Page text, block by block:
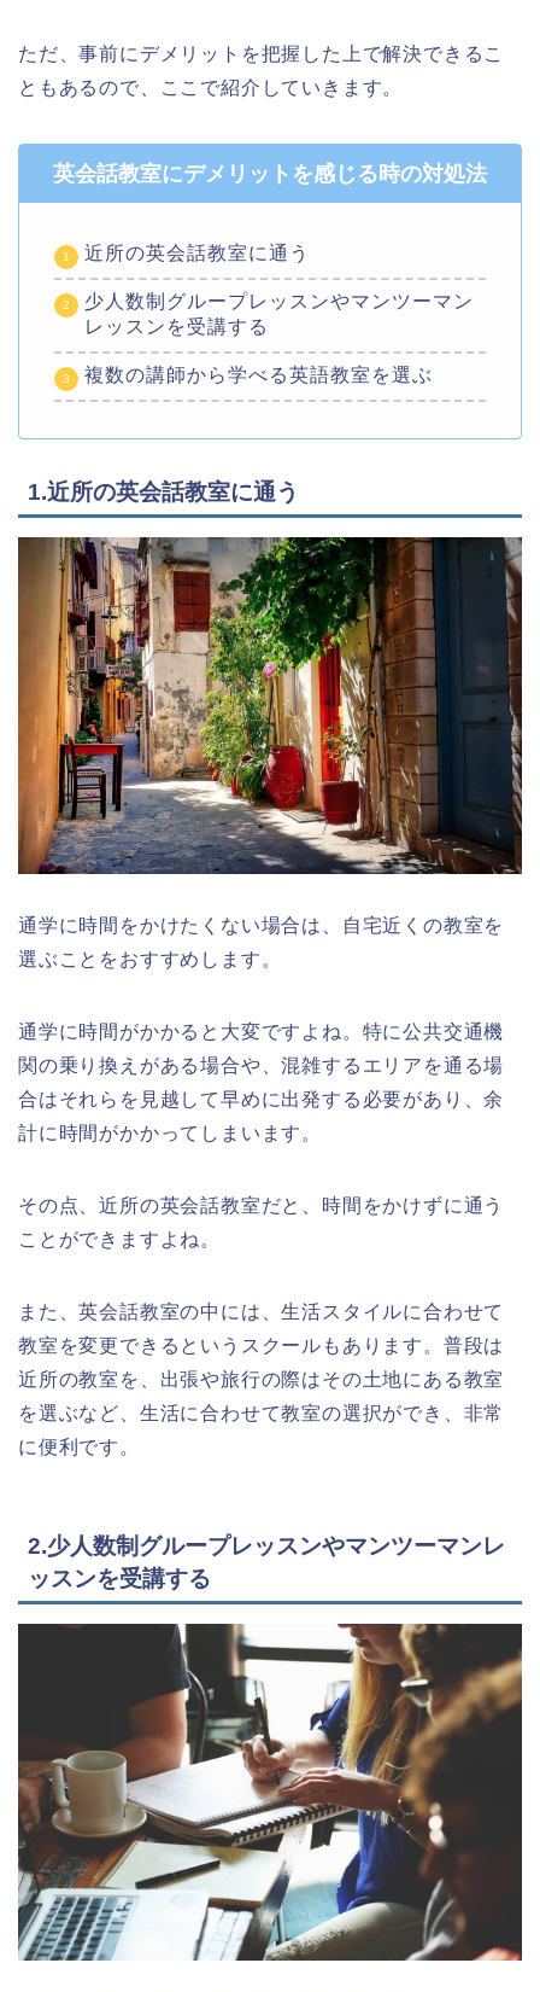
ただ、事前にデメリットを把握した上で解決できるこ
ともあるので、ここで紹介していきます。
英会話教室にデメリットを感じる時の対処法
近所の英会話教室に通う
少人数制グループレッスンやマンツーマン
レッスンを受講する
複数の講師から学べる英語教室を選ぶ
1.近所の英会話教室に通う
通学に時間をかけたくない場合は、自宅近くの教室を
選ぶことをおすすめします。
通学に時間がかかると大変ですよね。特に公共交通機
関の乗り換えがある場合や、混雑するエリアを通る場
合はそれらを見越して早めに出発する必要があり、余
計に時間がかかってしまいます。
その点、近所の英会話教室だと、時間をかけずに通う
ことができますよね。
また、英会話教室の中には、生活スタイルに合わせて
教室を変更できるというスクールもあります。普段は
近所の教室を、出張や旅行の際はその土地にある教室
を選ぶなど、生活に合わせて教室の選択ができ、非常
に便利です。
2.少人数制グループレッスンやマンツーマンレ
ッスンを受講する